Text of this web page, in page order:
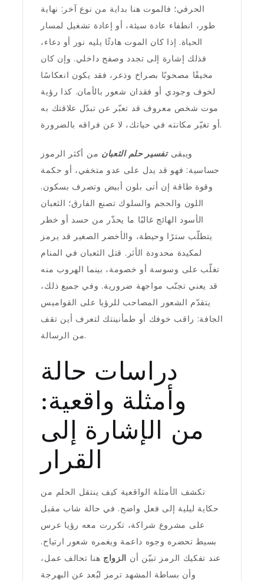
الحرفي؛ فالموت هنا بداية من نوع آخر: نهاية
طور، انطفاء عادة سيئة، أو إعادة تشغيل لمسار
الحياة. إذا كان الموت هادئًا يليه نور أو دعاء،
فذلك إشارة إلى تجدد وصفح داخلي. وإن كان
مخيفًا مصحوبًا بصراخ وذعر، فقد يكون انعكاسًا
لخوف وجودي أو فقدان شعور بالأمان. كذا رؤية
موت شخص معروف قد تعبّر عن تبدّل علاقتك به
أو تغيّر مكانته في حياتك، لا عن فراقه بالضرورة.
ويبقىتفسير حلم الثعبان من أكثر الرموز
حساسية: فهو قد يدل على عدو متخفي، أو حكمة
وقوة طاقة إن أتى بلون أبيض وتصرف بسكون.
اللون والحجم والسلوك تصنع الفارق؛ الثعبان
الأسود الهائج غالبًا ما يحذّر من حسد أو خطر
يتطلّب سترًا وحيطة، والأخضر الصغير قد يرمز
لمكيدة محدودة الأثر. قتل الثعبان في المنام
تغلّب على وسوسة أو خصومة، بينما الهروب منه
قد يعني تجنّب مواجهة ضرورية. وفي جميع ذلك،
يتقدّم الشعور المصاحب للرؤيا على القواميس
الجافة: راقب خوفك أو طمأنينتك لتعرف أين تقف
من الرسالة.
دراسات حالة
وأمثلة واقعية:
من الإشارة إلى
القرار
تكشف الأمثلة الواقعية كيف ينتقل الحلم من
حكاية ليلية إلى فعل واضح. في حالة شاب مقبل
على مشروع شراكة، تكررت معه رؤيا عرس
بسيط تحضره وجوه داعمة ويغمره شعور ارتياح.
عند تفكيك الرمز تبيّن أن الزواج هنا تحالف عمل،
وأن بساطة المشهد ترمز لبُعد عن البهرجة